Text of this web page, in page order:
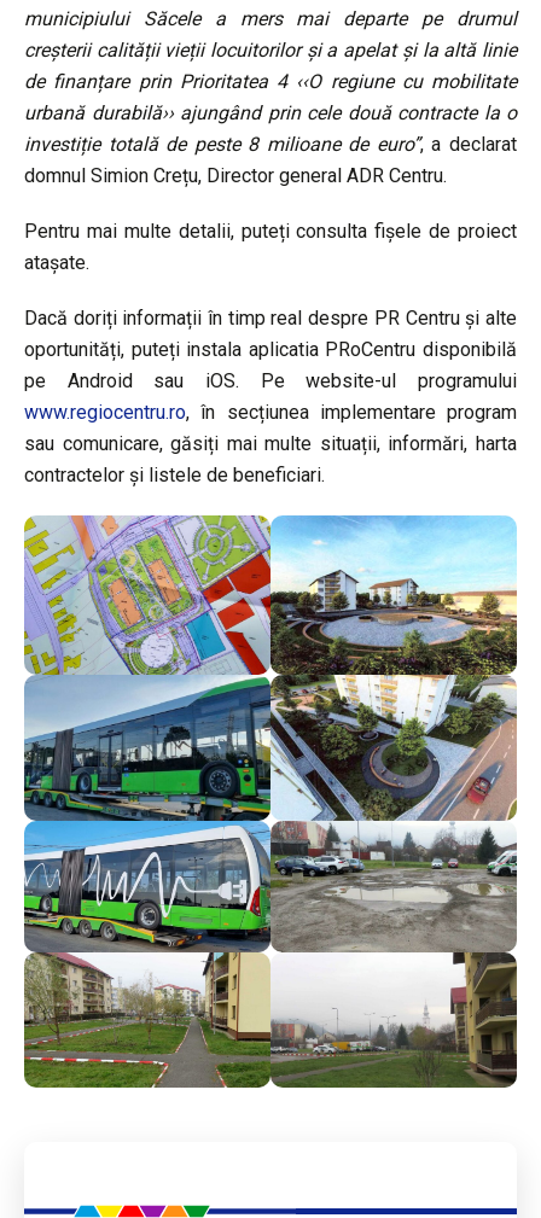
municipiului Săcele a mers mai departe pe drumul
creșterii calității vieții locuitorilor și a apelat și la altă linie
de finanțare prin Prioritatea 4 ‹‹O regiune cu mobilitate
urbană durabilă›› ajungând prin cele două contracte la o
investiție totală de peste 8 milioane de euro”, a declarat
domnul Simion Crețu, Director general ADR Centru.
Pentru mai multe detalii, puteți consulta fișele de proiect
atașate.
Dacă doriți informații în timp real despre PR Centru și alte
oportunități, puteți instala aplicatia PRoCentru disponibilă
pe Android sau iOS. Pe website-ul programului
www.regiocentru.ro, în secțiunea implementare program
sau comunicare, găsiți mai multe situații, informări, harta
contractelor și listele de beneficiari.